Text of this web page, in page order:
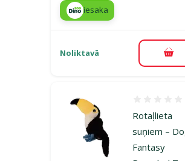
iesaka
Noliktavā
Rotaļlieta
suņiem –
Fantasy